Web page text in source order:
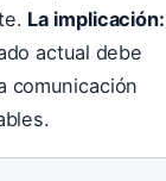
La implicación:
actual debe
comunicación